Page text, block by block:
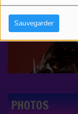
Sauvegarder
PHOTOS